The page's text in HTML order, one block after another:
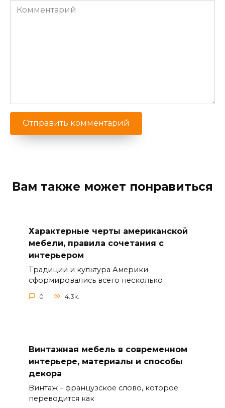
Комментарий
Вам также может понравиться
Характерные черты американской
мебели, правила сочетания с
интерьером
Традиции и культура Америки
сформировались всего несколько
0 4.3к.
Винтажная мебель в современном
интерьере, материалы и способы
декора
Винтаж – французское слово, которое
переводится как